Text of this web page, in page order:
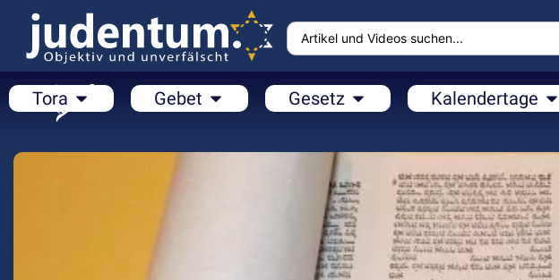
Tora Gebet Gesetz Kalendertage